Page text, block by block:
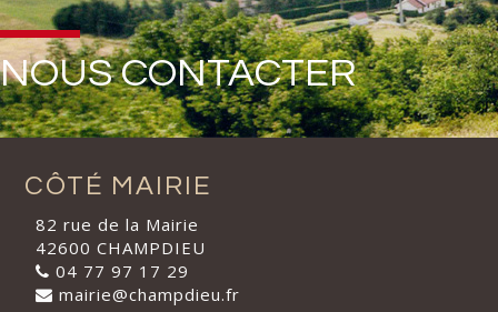
NOUS CONTACTER
CÔTÉ MAIRIE
82 rue de la Mairie
42600 CHAMPDIEU
04 77 97 17 29
mairie@champdieu.fr